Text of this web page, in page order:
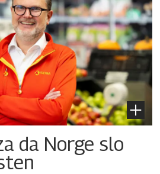
da Norge slo